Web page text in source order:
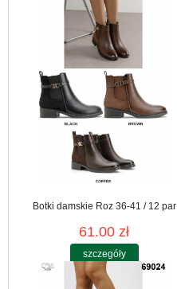
Botki damskie Roz 36-41 / 12 par
61.00 zł
szczegóły